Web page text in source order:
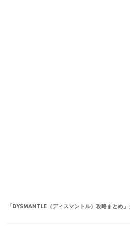
「DYSMANTLE（ディスマントル）攻略まとめ